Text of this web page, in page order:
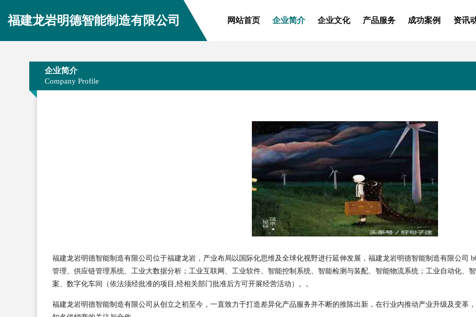
福建龙岩明德智能制造有限公司 网站首页 企业简介 企业文化 产品服务 成功案例 资讯
企业简介
Company Profile
福建龙岩明德智能制造有限公司位于福建龙岩，产业布局以国际化思维及全球化视野进行延伸发展，福建龙岩明德智能制造有限公司
管理、供应链管理系统、工业大数据分析；工业互联网、工业软件、智能控制系统、智能检测与装配、智能物流系统；工业自动化、
案、数字化车间（依法须经批准的项目,经相关部门批准后方可开展经营活动）。。
福建龙岩明德智能制造有限公司从创立之初至今，一直致力于打造差异化产品服务并不断的推陈出新，在行业内推动产业升级及变革